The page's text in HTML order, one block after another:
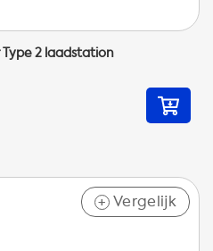
Type 2 laadstation
+ Vergelijk